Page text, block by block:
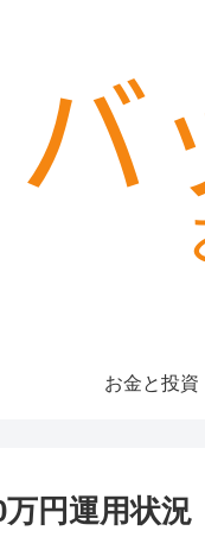
お金と投資
円運用状況